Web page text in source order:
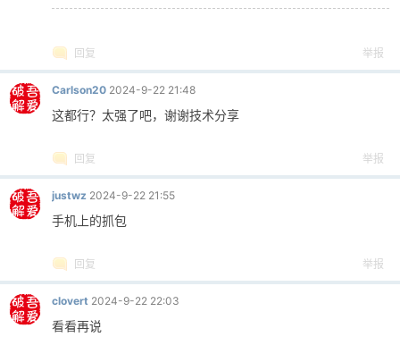
回复 举报
Carlson20 2024-9-22 21:48
这都行？太强了吧，谢谢技术分享
回复 举报
justwz 2024-9-22 21:55
手机上的抓包
回复 举报
clovert 2024-9-22 22:03
看看再说